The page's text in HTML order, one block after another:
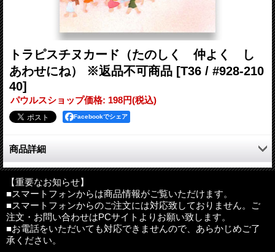
トラピスチヌカード（たのしく 仲よく し
あわせにね） ※返品不可商品 [T36 / #928-210
40]
パウルスショップ価格: 198円(税込)
Facebookでシェア
商品詳細
函館のトラピスチヌ修道院で作られたみことばカード。
２折（中紙入り）封筒付。
サイズ：縦150×横103mm
その他：封筒付（白）
製造：日本
【重要なお知らせ】
■スマートフォンからは商品情報がご覧いただけます。
■スマートフォンからのご注文には対応致しておりません。ご
注文・お問い合わせはPCサイトよりお願い致します。
■お電話をいただいても対応できませんので、あらかじめご了
承ください。